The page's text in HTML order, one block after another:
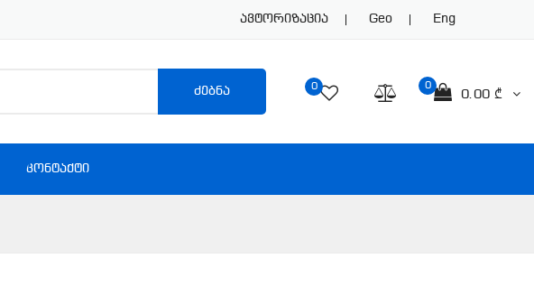
Ავტორიზაცია Geo Eng
ძებნა 0
0.00 ₾
0
ᲙᲝᲜᲢᲐᲥᲢᲘ